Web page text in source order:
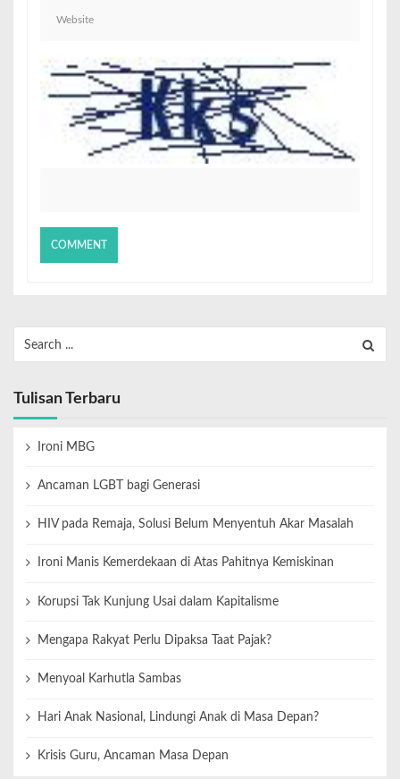
Tulisan Terbaru
Ironi MBG
Ancaman LGBT bagi Generasi
HIV pada Remaja, Solusi Belum Menyentuh Akar Masalah
Ironi Manis Kemerdekaan di Atas Pahitnya Kemiskinan
Korupsi Tak Kunjung Usai dalam Kapitalisme
Mengapa Rakyat Perlu Dipaksa Taat Pajak?
Menyoal Karhutla Sambas
Hari Anak Nasional, Lindungi Anak di Masa Depan?
Krisis Guru, Ancaman Masa Depan